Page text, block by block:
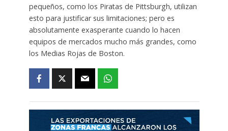
pequeños, como los Piratas de Pittsburgh, utilizan
esto para justificar sus limitaciones; pero es
absolutamente exasperante cuando lo hacen
equipos de mercados mucho más grandes, como
los Medias Rojas de Boston.